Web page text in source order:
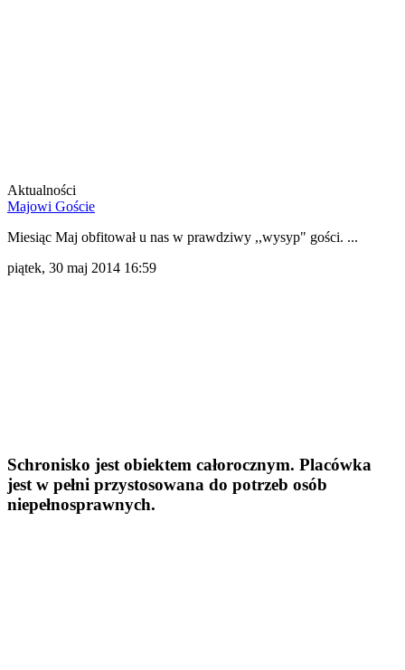
Aktualności
Majowi Goście
Miesiąc Maj obfitował u nas w prawdziwy ,,wysyp" gości. ...
piątek, 30 maj 2014 16:59
Schronisko jest obiektem całorocznym. Placówka
jest w pełni przystosowana do potrzeb osób
niepełnosprawnych.